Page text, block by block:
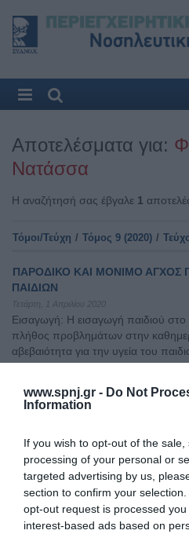
www.spnj.gr - Do Not
Information
If you wish to opt-out of the
processing of your personal or
targeted advertising by us,
section to confirm your
opt-out request is processed
interest-based ads based on
Αποτελέσματα για:
Νατάσσα
Η αναζήτησή σας έβγαλε 1
Τόμοι/Τεύχη / Τόμος 9 (2020) /
ΠΑΡΟΔΙΚΟ ΚΑΙ ΜΟΝΙΜΟ
ΠΑΙΔΙΩΝ
Τετάρτη, 1 Απριλίου 2020
Εισαγωγή: Η εισαγωγή παιδιού στο
πλήθος προβλημάτων στην
αβεβαιότητα για την υγεία του
συνθηκών νοσηλείας ή άλλων
επιπτώσεις, όπως άγχος. Σκοπός:
Αρχική
Καλωσόρισμα
Συντακτική Επιτροπή